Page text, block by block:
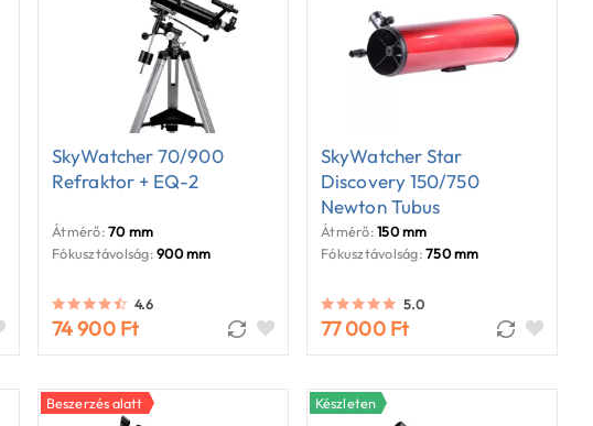
SkyWatcher 70/900
Refraktor + EQ-2
Átmérő: 70 mm
Fókusztávolság: 900 mm
4.6
74 900 Ft
SkyWatcher Star
Discovery 150/750
Newton Tubus
Átmérő: 150 mm
Fókusztávolság: 750 mm
5.0
77 000 Ft
Beszerzés alatt Készleten